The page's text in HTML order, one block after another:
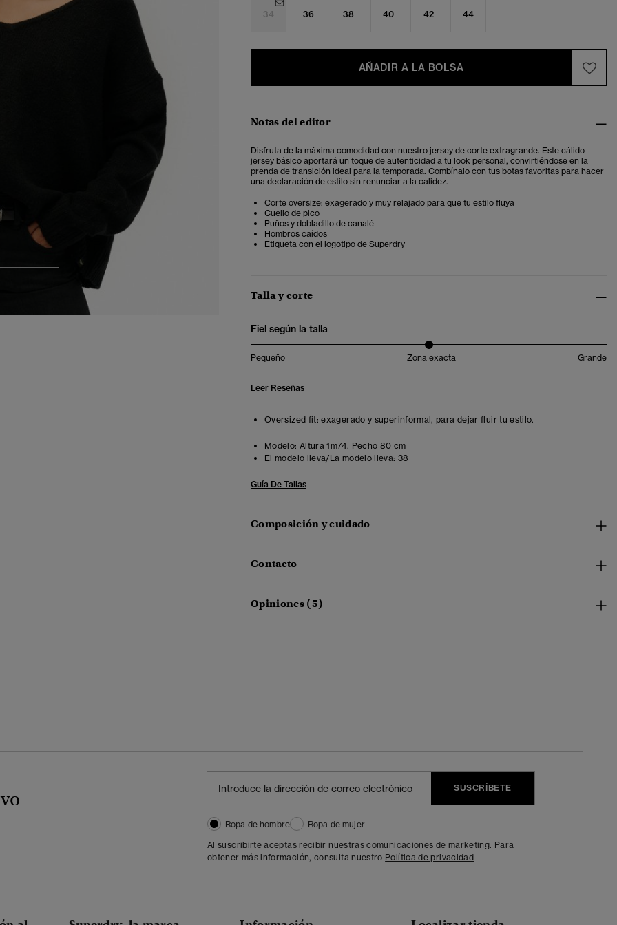
34 36 38 40 42 44
AÑADIR A LA BOLSA
Notas del editor
Disfruta de la máxima comodidad con nuestro jersey de corte extragrande. Este cálido
jersey básico aportará un toque de autenticidad a tu look personal, convirtiéndose en la
prenda de transición ideal para la temporada. Combínalo con tus botas favoritas para hacer
una declaración de estilo sin renunciar a la calidez.
Corte oversize: exagerado y muy relajado para que tu estilo fluya
Cuello de pico
Puños y dobladillo de canalé
Hombros caídos
Etiqueta con el logotipo de Superdry
Talla y corte
Fiel según la talla
Pequeño Zona exacta Grande
Leer Reseñas
Oversized fit: exagerado y superinformal, para dejar fluir tu estilo.
Modelo: Altura 1m74. Pecho 80 cm
El modelo lleva/La modelo lleva: 38
Guía De Tallas
Composición y cuidado
Contacto
Opiniones (5)
SUSCRÍBETE
Ropa de hombre
Ropa de mujer
Al suscribirte aceptas recibir nuestras comunicaciones de marketing. Para
obtener más información, consulta nuestro Política de privacidad